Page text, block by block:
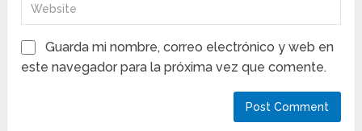
Guarda mi nombre, correo electrónico y web en
este navegador para la próxima vez que comente.